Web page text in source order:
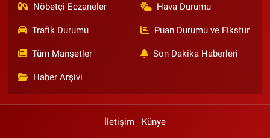
Nöbetçi Eczaneler Hava Durumu
Trafik Durumu Puan Durumu ve Fikstür
Tüm Manşetler Son Dakika Haberleri
Haber Arşivi
İletişim Künye